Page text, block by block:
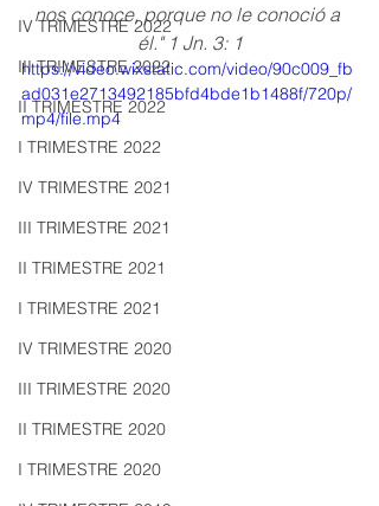
IV TRIMESTRE 2022
III TRIMESTRE 2022
II TRIMESTRE 2022
I TRIMESTRE 2022
IV TRIMESTRE 2021
III TRIMESTRE 2021
II TRIMESTRE 2021
I TRIMESTRE 2021
IV TRIMESTRE 2020
III TRIMESTRE 2020
II TRIMESTRE 2020
I TRIMESTRE 2020
nos conoce, porque no le conoció a
él." 1 Jn. 3: 1
https://video.wixstatic.com/video/90c009_fb
ad031e2713492185bfd4bde1b1488f/720p/
mp4/file.mp4